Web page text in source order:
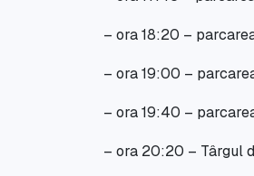
– ora 18:20 –
– ora 19:00 –
– ora 19:40 –
– ora 20:20 – Târgul